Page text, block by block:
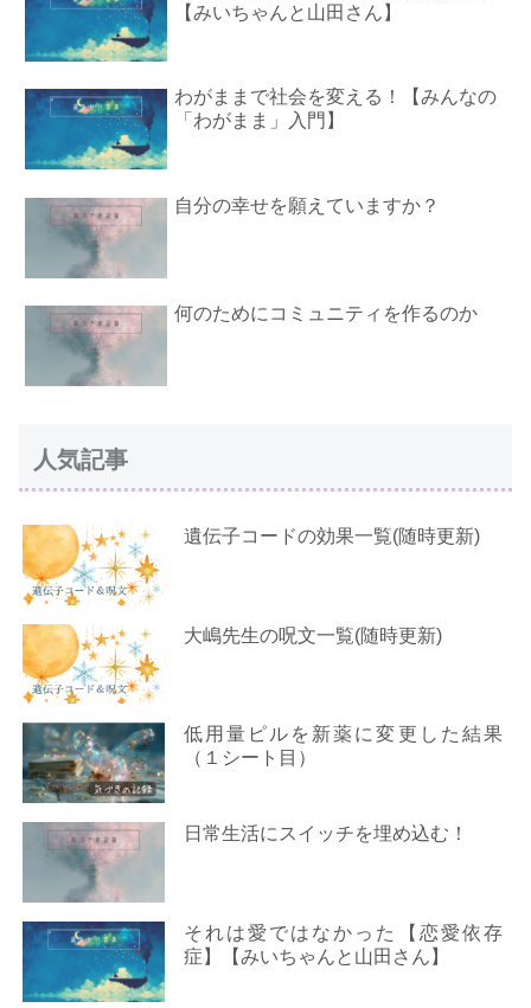
【みいちゃんと山田さん】
わがままで社会を変える！【みんなの
「わがまま」入門】
自分の幸せを願えていますか？
何のためにコミュニティを作るのか
人気記事
遺伝子コードの効果一覧(随時更新)
大嶋先生の呪文一覧(随時更新)
低用量ピルを新薬に変更した結果
（１シート目）
日常生活にスイッチを埋め込む！
それは愛ではなかった【恋愛依存
症】【みいちゃんと山田さん】